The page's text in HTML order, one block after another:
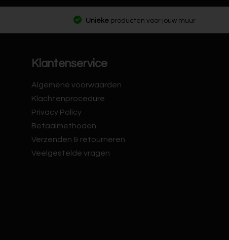
Unieke producten voor jouw muur
Klantenservice
Algemene voorwaarden
Klachtenprocedure
Privacy Policy
Betaalmethoden
Verzenden & retourneren
Veelgestelde vragen